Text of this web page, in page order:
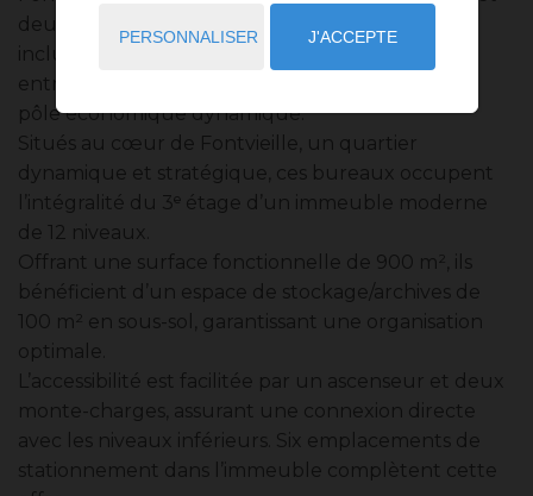
deux monte-charges, avec 6 places de parking
incluses. Une adresse stratégique pour toute
entreprise souhaitant s’implanter au cœur d’un
pôle économique dynamique.
Situés au cœur de Fontvieille, un quartier
dynamique et stratégique, ces bureaux occupent
l’intégralité du 3ᵉ étage d’un immeuble moderne
de 12 niveaux.
Offrant une surface fonctionnelle de 900 m², ils
bénéficient d’un espace de stockage/archives de
100 m² en sous-sol, garantissant une organisation
optimale.
L’accessibilité est facilitée par un ascenseur et deux
monte-charges, assurant une connexion directe
avec les niveaux inférieurs. Six emplacements de
stationnement dans l’immeuble complètent cette
PERSONNALISER J'ACCEPTE